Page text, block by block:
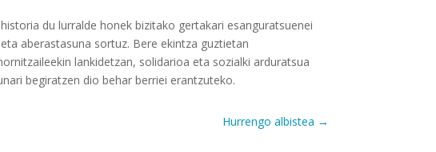
du lurralde honek bizitako gertakari esanguratsuenei
aberastasuna sortuz. Bere ekintza guztietan
lankidetzan, solidarioa eta sozialki arduratsua
begiratzen dio behar berriei erantzuteko.
Hurrengo albistea →